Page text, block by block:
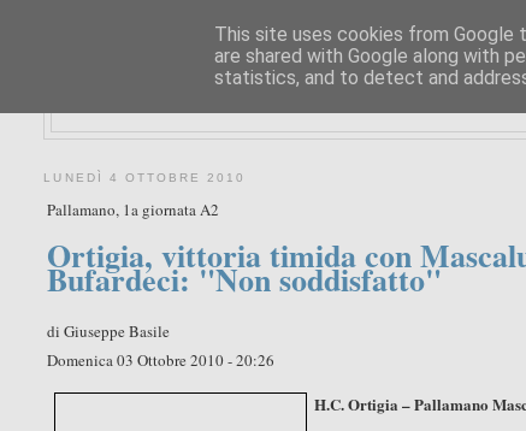
LUNEDÌ 4 OTTOBRE 2010
Pallamano, 1a giornata A2
Ortigia, vittoria timida con
Bufardeci: "Non soddisfatto"
di Giuseppe Basile
Domenica 03 Ottobre 2010 - 20:26
H.C. Ortigia – Pallamano
This site uses cookies from Google
are shared with Google along with
statistics, and to detect and